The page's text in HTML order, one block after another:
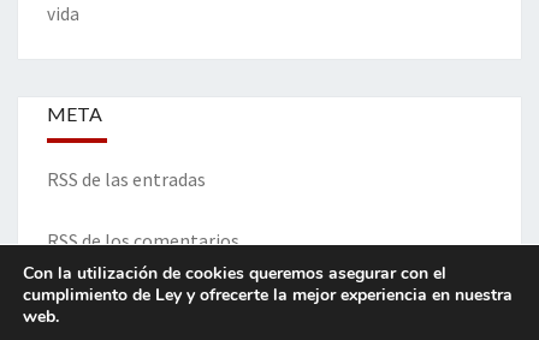
vida
META
RSS de las entradas
RSS de los comentarios
Con la utilización de cookies queremos asegurar con el
cumplimiento de Ley y ofrecerte la mejor experiencia en nuestra
web.